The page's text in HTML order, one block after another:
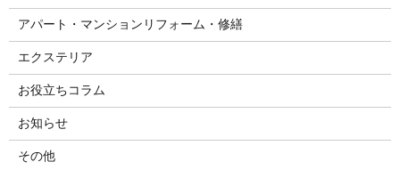
アパート・マンションリフォーム・修繕
エクステリア
お役立ちコラム
お知らせ
その他